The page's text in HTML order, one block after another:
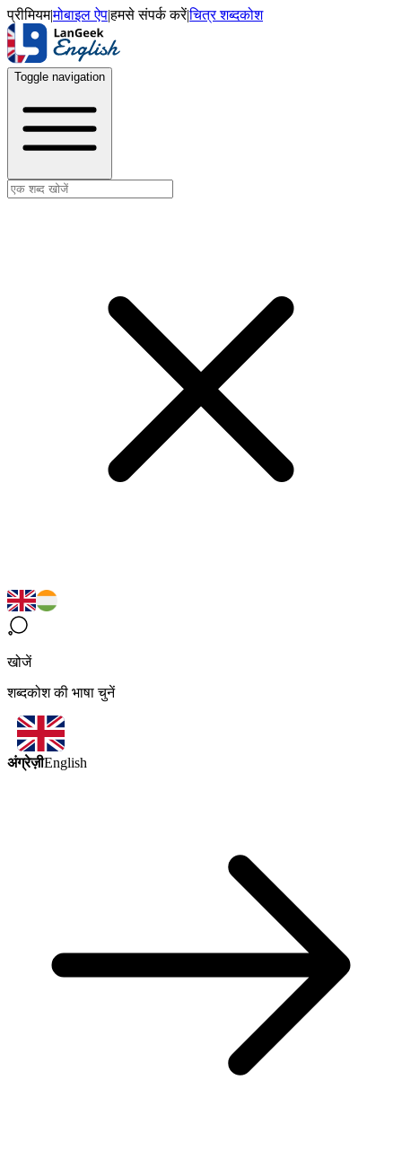
प्रीमियम|मोबाइल ऐप|हमसे संपर्क करें|चित्र शब्दकोश
Toggle navigation
खोजें
शब्दकोश की भाषा चुनें
अंग्रेज़ीEnglish